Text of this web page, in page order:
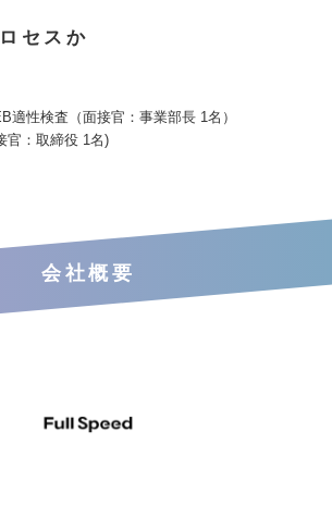
セスか
適性検査（面接官：事業部長 1名）
官：取締役 1名)
会社概要